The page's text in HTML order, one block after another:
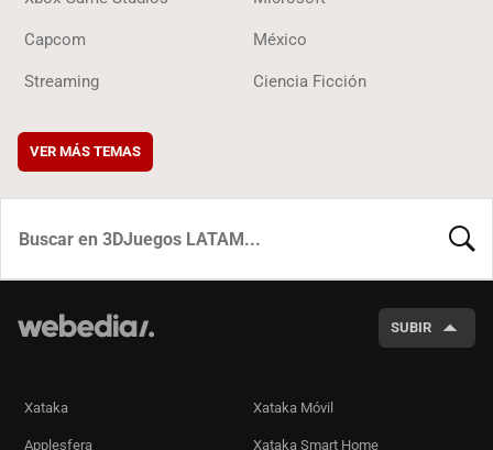
Capcom México
Streaming Ciencia Ficción
VER MÁS TEMAS
SUBIR
Xataka Xataka Móvil
Applesfera Xataka Smart Home